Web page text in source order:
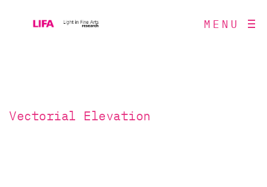
MENU
Vectorial Elevation